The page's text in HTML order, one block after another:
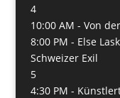
4
10:00 AM - Von
8:00 PM - Else
Schweizer Exil
5
4:30 PM -